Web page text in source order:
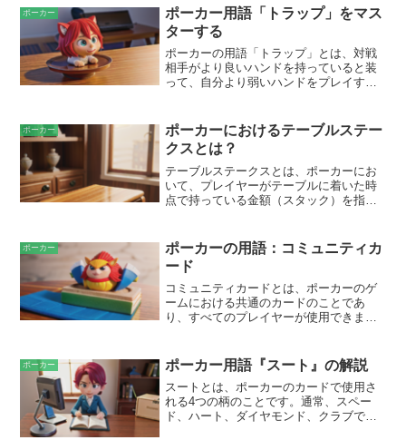
も与えません。デッドカードは、すでに
役を形成しているカード、または相手が
役を完成させるのを妨げる可能性のない
カードです。たとえば、フラッシュの役
を持っている場合は、他のスートのカー
ドがデッドカードになります。同様に、
です。
ポーカー
ポーカー用語「トラップ」をマス
ターする
ポーカーの用語「トラップ」とは、対戦
相手がより良いハンドを持っていると装
って、自分より弱いハンドをプレイする
ことが目的です。トラップは、通常、相
手がアグレッシブで率直なプレイスタイ
ルをしている場合に効果的です。また、
対戦相手が特定のハンドタイプをプレイ
しやすい傾向がある場合にも有効です。
ポーカー
ポーカーにおけるテーブルステー
クスとは？
テーブルステークスとは、ポーカーにお
いて、プレイヤーがテーブルに着いた時
点で持っている金額（スタック）を指し
追加で資金を追加したり、テーブルから
取り出したりすることはできません。つ
まり、プレイヤーはテーブルに着いた時
点で持っている金額の範囲内でプレーす
ることになります。テーブルステークス
は、各プレイヤーの経済状況に応じてゲ
を取ることを促します。
ポーカー
ポーカーの用語：コミュニティカ
ード
コミュニティカードとは、ポーカーのゲ
ームにおける共通のカードのことであ
り、すべてのプレイヤーが使用できま
ュニティカードは、プレイヤーがより強
いハンドを形成できるようにし、ゲーム
に大きな影響を与えます。コミュニティ
カードは通常、フロップ（3枚）、ターン
（1枚）、リバー（1枚）の3段階で公開さ
ポーカー ポーカー用語『スート』の解説
スートとは、ポーカーのカードで使用さ
れる4つの柄のことです。通常、スペー
ド、ハート、ダイヤモンド、クラブで表